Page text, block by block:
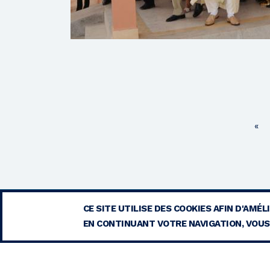
«
CE SITE UTILISE DES COOKIES AFIN
EN CONTINUANT VOTRE NAVIGATION,